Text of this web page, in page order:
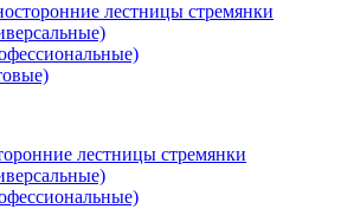
лестницы стремянки
лестницы стремянки